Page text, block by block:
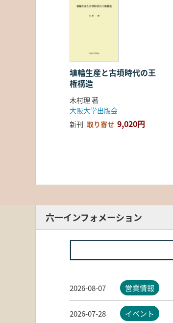
埴輪生産と古墳時代の王
権構造
木村理 著
大阪大学出版会
新刊 取り寄せ 9,020円
六一インフォメーション
2026-08-07 営業情報
2026-07-28 イベント